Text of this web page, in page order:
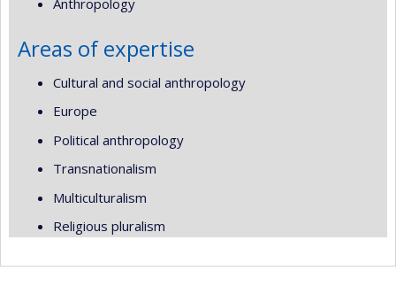
Anthropology
Areas of expertise
Cultural and social anthropology
Europe
Political anthropology
Transnationalism
Multiculturalism
Religious pluralism